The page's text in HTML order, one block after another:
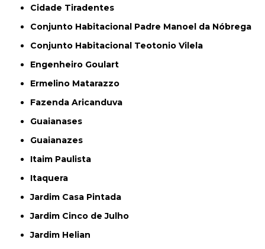
Cidade Tiradentes
Conjunto Habitacional Padre Manoel da Nóbrega
Conjunto Habitacional Teotonio Vilela
Engenheiro Goulart
Ermelino Matarazzo
Fazenda Aricanduva
Guaianases
Guaianazes
Itaim Paulista
Itaquera
Jardim Casa Pintada
Jardim Cinco de Julho
Jardim Helian